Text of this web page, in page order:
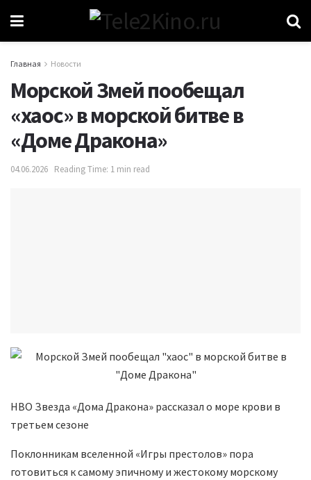
Главная Новости
Морской Змей пообещал
«хаос» в морской битве в
«Доме Дракона»
04.06.2026 Reading Time: 1 min read
HBO Звезда «Дома Дракона» рассказал о море крови в
третьем сезоне
Поклонникам вселенной «Игры престолов» пора
готовиться к самому эпичному и жестокому морскому